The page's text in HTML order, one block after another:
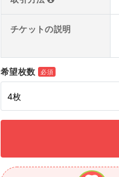
チケットの説明
希望枚数 必須